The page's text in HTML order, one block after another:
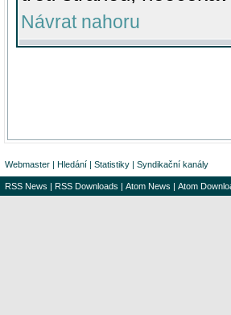
Návrat nahoru
Webmaster | Hledání | Statistiky | Syndikační kanály
RSS News | RSS Downloads | Atom News | Atom